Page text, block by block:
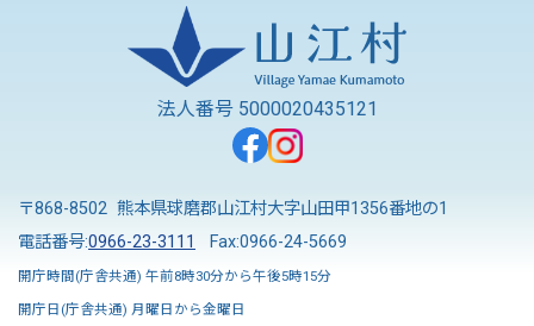
法人番号 5000020435121
〒868-8502 熊本県球磨郡山江村大字山田甲1356番地の1
電話番号:0966-23-3111 Fax:0966-24-5669
開庁時間(庁舎共通) 午前8時30分から午後5時15分
開庁日(庁舎共通) 月曜日から金曜日